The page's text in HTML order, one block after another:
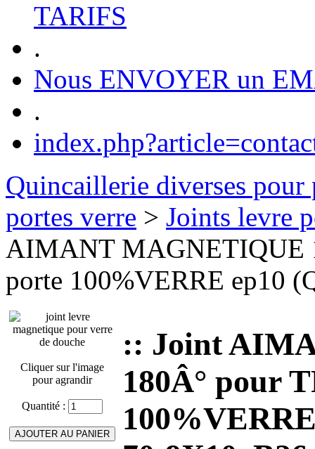
TARIFS
.
Nous ENVOYER un
.
Quincaillerie diverses pour
portes verre > Joints levre
AIMANT MAGNETIQUE
porte 100%VERRE ep10
Cliquer sur l'image
pour agrandir
Quantité :
:: Joint
180Â° pour